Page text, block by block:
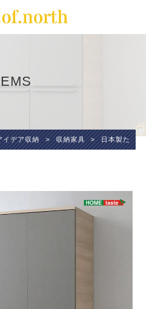
デア収納 > 収納家具 > 日本製たっ